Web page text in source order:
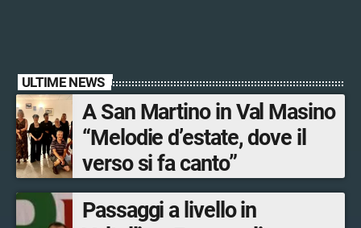
ULTIME NEWS
A San Martino in Val Masino
“Melodie d’estate, dove il
verso si fa canto”
Passaggi a livello in